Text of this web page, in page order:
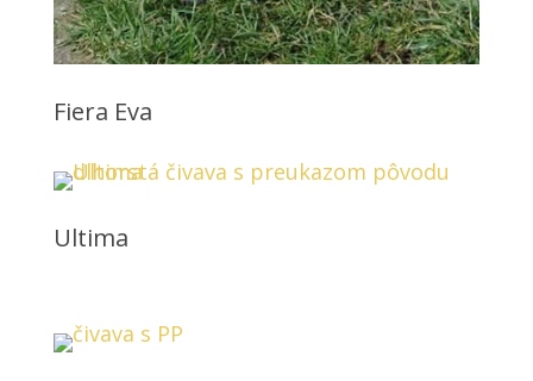
Fiera Eva
Ultima